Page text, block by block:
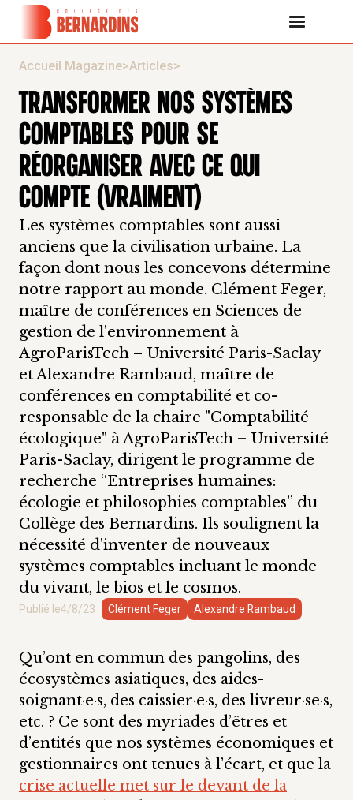
Accueil Magazine>Articles>
TRANSFORMER NOS SYSTÈMES
COMPTABLES POUR SE
RÉORGANISER AVEC CE QUI
COMPTE (VRAIMENT)
Les systèmes comptables sont aussi
anciens que la civilisation urbaine. La
façon dont nous les concevons détermine
notre rapport au monde. Clément Feger,
maître de conférences en Sciences de
gestion de l'environnement à
AgroParisTech – Université Paris-Saclay
et Alexandre Rambaud, maître de
conférences en comptabilité et co-
responsable de la chaire "Comptabilité
écologique" à AgroParisTech – Université
Paris-Saclay, dirigent le programme de
recherche “Entreprises humaines:
écologie et philosophies comptables” du
Collège des Bernardins. Ils soulignent la
nécessité d'inventer de nouveaux
systèmes comptables incluant le monde
du vivant, le bios et le cosmos.
Publié le4/8/23 Clément Feger Alexandre Rambaud
Qu’ont en commun des pangolins, des
écosystèmes asiatiques, des aides-
soignant·e·s, des caissier·e·s, des livreur·se·s,
etc. ? Ce sont des myriades d’êtres et
d’entités que nos systèmes économiques et
gestionnaires ont tenues à l’écart, et que la
crise actuelle met sur le devant de la